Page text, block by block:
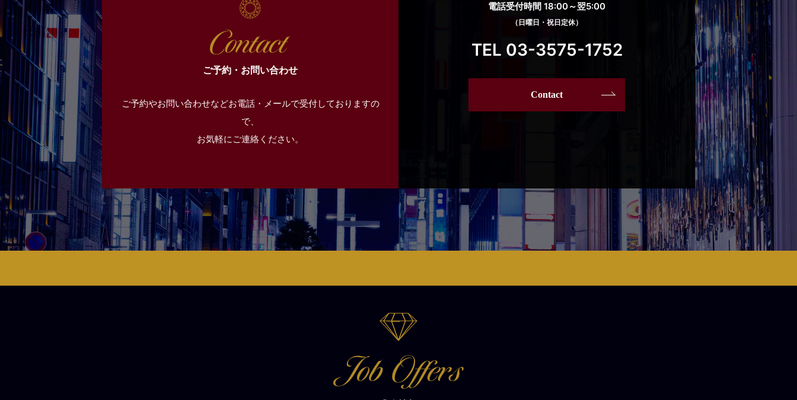
ご予約・お問い合わせ
ご予約やお問い合わせなどお電話・メールで受付しておりますの
で、
お気軽にご連絡ください。
電話受付時間 18:00～翌5:00
（日曜日・祝日定休）
TEL 03-3575-1752
Contact